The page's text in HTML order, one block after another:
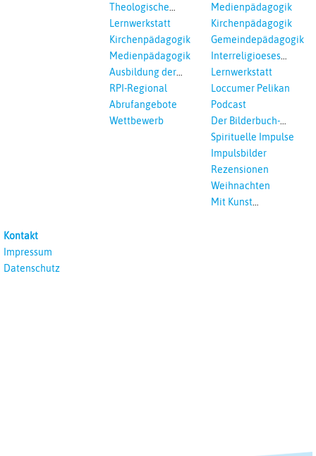
Theologische
Fortbildungen,
Interreligöses Lernen
Lernwerkstatt
Kirchenpädagogik
Medienpädagogik
Ausbildung der
Vikar*innen
RPI-Regional
Abrufangebote
Wettbewerb
Medienpädagogik
Kirchenpädagogik
Gemeindepädagogik
Interreligioeses
Lernen
Lernwerkstatt
Loccumer Pelikan
Podcast
Der Bilderbuch-
Podcast
Spirituelle Impulse
Impulsbilder
Rezensionen
Weihnachten
Mit Kunst
Kontakt
Impressum
Datenschutz